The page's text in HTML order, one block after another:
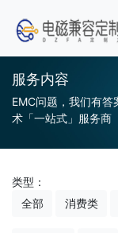
服务内容
EMC问题，我们有
术「一站式」服务商
类型：
全部
消费类